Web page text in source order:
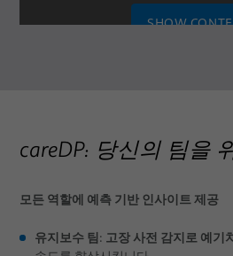
SHOW
careDP: 당신의 팀을
모든 역할에 예측 기반 인사이트 제공
유지보수 팀: 고장 사전 감지로 예기